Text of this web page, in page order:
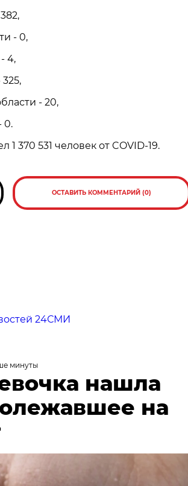
- 0,
4,
- 20,
0.
1 370 531 человек от COVID-19.
ОСТАВИТЬ КОММЕНТАРИЙ (0)
24СМИ
минуты
нашла
на